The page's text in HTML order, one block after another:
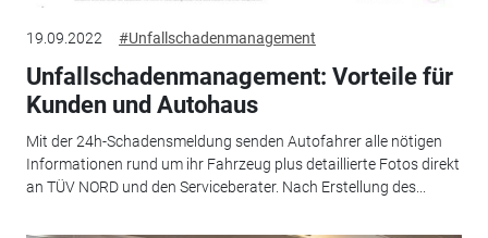
19.09.2022 #Unfallschadenmanagement
Unfallschadenmanagement: Vorteile für
Kunden und Autohaus
Mit der 24h-Schadensmeldung senden Autofahrer alle nötigen
Informationen rund um ihr Fahrzeug plus detaillierte Fotos direkt
an TÜV NORD und den Serviceberater. Nach Erstellung des...